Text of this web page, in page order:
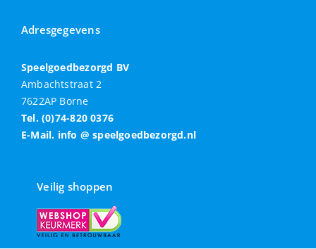
Adresgegevens
Speelgoedbezorgd BV
Ambachtstraat 2
7622AP Borne
Tel. (0)74-820 0376
E-Mail. info @ speelgoedbezorgd.nl
Veilig shoppen